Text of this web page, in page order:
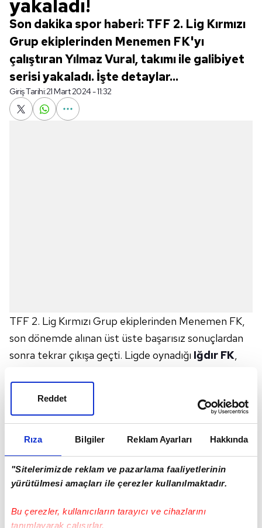
Rıza Bilgiler Reklam Ayarları Hakkında
"Sitelerimizde reklam ve pazarlama faaliyetlerinin
yürütülmesi amaçları ile çerezler kullanılmaktadır.
Bu çerezler, kullanıcıların tarayıcı ve cihazlarını
tanımlayarak çalışırlar.
Reddet
yakaladı!
Son dakika spor haberi: TFF 2. Lig Kırmızı
Grup ekiplerinden Menemen FK'yı
çalıştıran Yılmaz Vural, takımı ile galibiyet
serisi yakaladı. İşte detaylar...
Giriş Tarihi:21 Mart 2024 - 11:32
TFF 2. Lig Kırmızı Grup ekiplerinden Menemen FK,
son dönemde alınan üst üste başarısız sonuçlardan
sonra tekrar çıkışa geçti. Ligde oynadığı Iğdır FK,
Yılmaz Vural
yönetimindeki sarı-lacivertliler, 51
puanla 5. sıraya yükseldi. Play-off hattının en iddialı
takımlarından birisi konumuna gelenİzmir ekibi,
yerini sağlamlaştırmak için hata yapmak istemiyor. 71
yaşındaki çalıştırıcının da takımla sık sık toplantı
yaptığı ve play-off hattının dışındaki en yakın
rakipleriyle arasındaki puan farkının sadece 2
olduğunu oyuncularına hatırlattığı öğrenildi.